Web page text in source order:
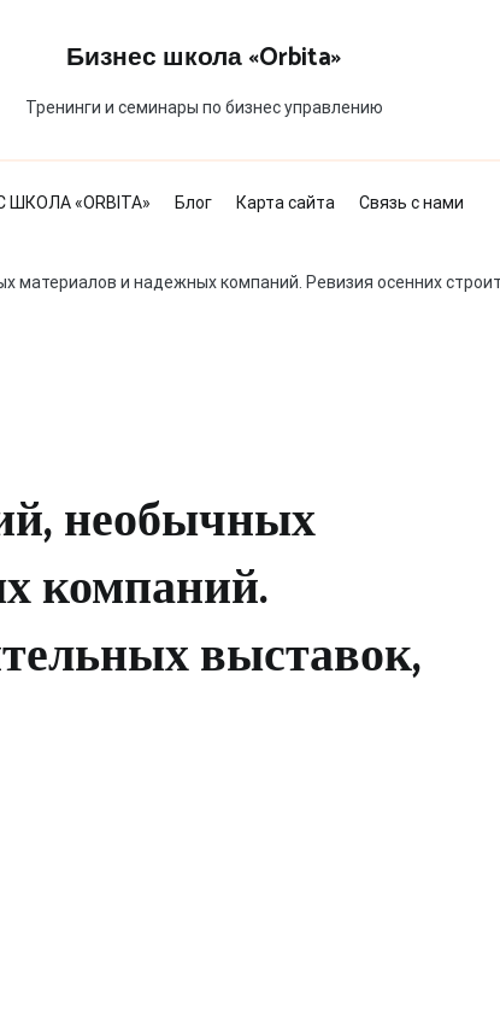
Бизнес школа «Orbita»
Тренинги и семинары по бизнес управлению
ШКОЛА «ORBITA» Блог Карта сайта Связь с нами
материалов и надежных компаний. Ревизия осенних
необычных
компаний.
выставок,